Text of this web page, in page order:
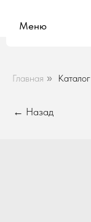
Главная » Каталог
← Назад